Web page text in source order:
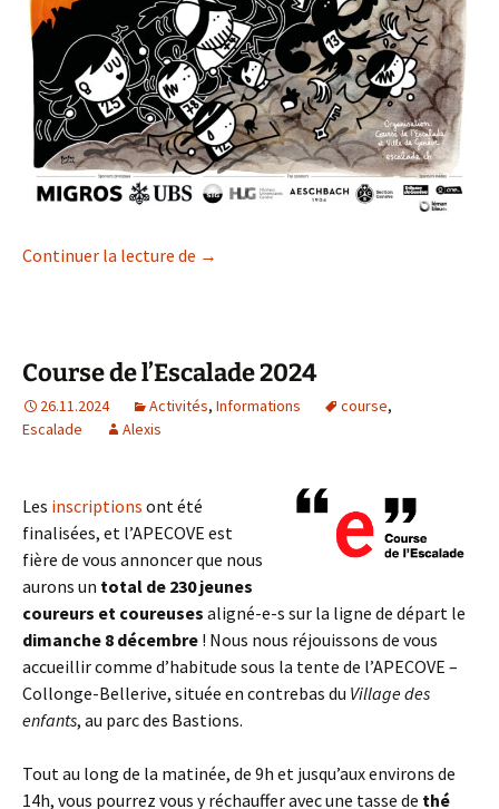
Continuer la lecture de Inscriptions à la Course de l’Escalade
→
Course de l’Escalade 2024
26.11.2024 Activités, Informations course,
Escalade
Alexis
Les inscriptions ont été
finalisées, et l’APECOVE est
fière de vous annoncer que nous
aurons un total de 230 jeunes
coureurs et coureuses aligné-e-s sur la ligne de départ le
dimanche 8 décembre ! Nous nous réjouissons de vous
accueillir comme d’habitude sous la tente de l’APECOVE –
Collonge-Bellerive, située en contrebas du Village des
enfants, au parc des Bastions.
Tout au long de la matinée, de 9h et jusqu’aux environs de
14h, vous pourrez vous y réchauffer avec une tasse de thé